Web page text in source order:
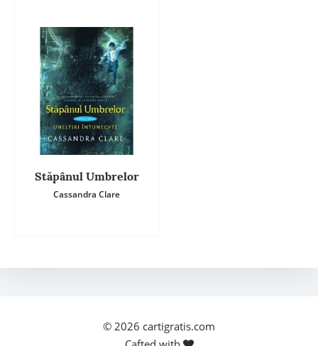
Stăpânul Umbrelor
Cassandra Clare
© 2026 cartigratis.com